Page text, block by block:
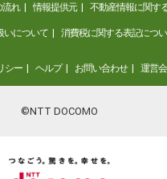
流れ 情報提供元 不動産情報に関す
いについて 消費税に関する表記につ
シー ヘルプ お問い合わせ 運営
©NTT DOCOMO